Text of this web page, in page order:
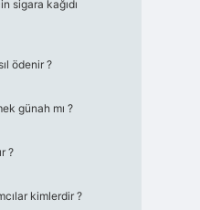
sigara kağıdı
ödenir ?
günah mı ?
?
kimlerdir ?